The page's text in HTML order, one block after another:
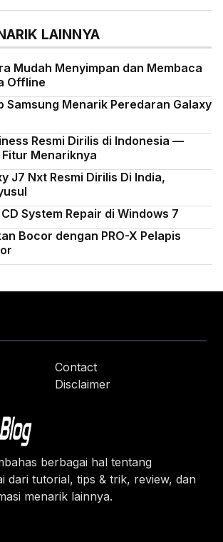
LAINNYA
Mudah Menyimpan dan Membaca
Offline
Samsung Menarik Peredaran Galaxy
Resmi Dirilis di Indonesia —
Menariknya
J7 Nxt Resmi Dirilis Di India,
System Repair di Windows 7
Bocor dengan PRO-X Pelapis
berbagai hal tentang
dari tutorial, tips & trik, review, dan
menarik lainnya.
Contact
Disclaimer